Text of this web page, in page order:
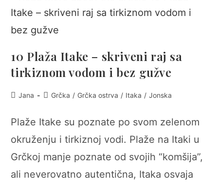
10 Plaža Itake – skriveni raj sa
tirkiznom vodom i bez gužve
PostJana
PostGrčka / Grčka ostrva / Itaka / Jonska
Plaže Itake su poznate po svom zelenom
okruženju i tirkiznoj vodi. Plaže na Itaki u
Grčkoj manje poznate od svojih “komšija”,
ali neverovatno autentična, Itaka osvaja